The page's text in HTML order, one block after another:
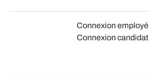
Connexion employé
Connexion candidat